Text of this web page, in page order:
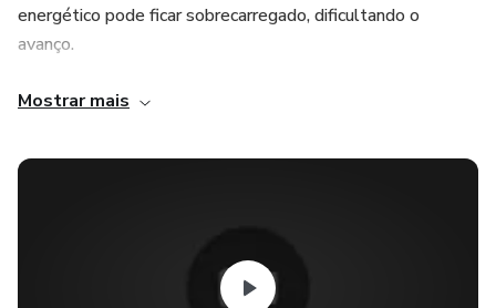
energético pode ficar sobrecarregado, dificultando o
avanço.
O Método Oshua de Harmonização dos Chakras é um
o encerramento consciente de ciclos, promovendo
Mostrar mais